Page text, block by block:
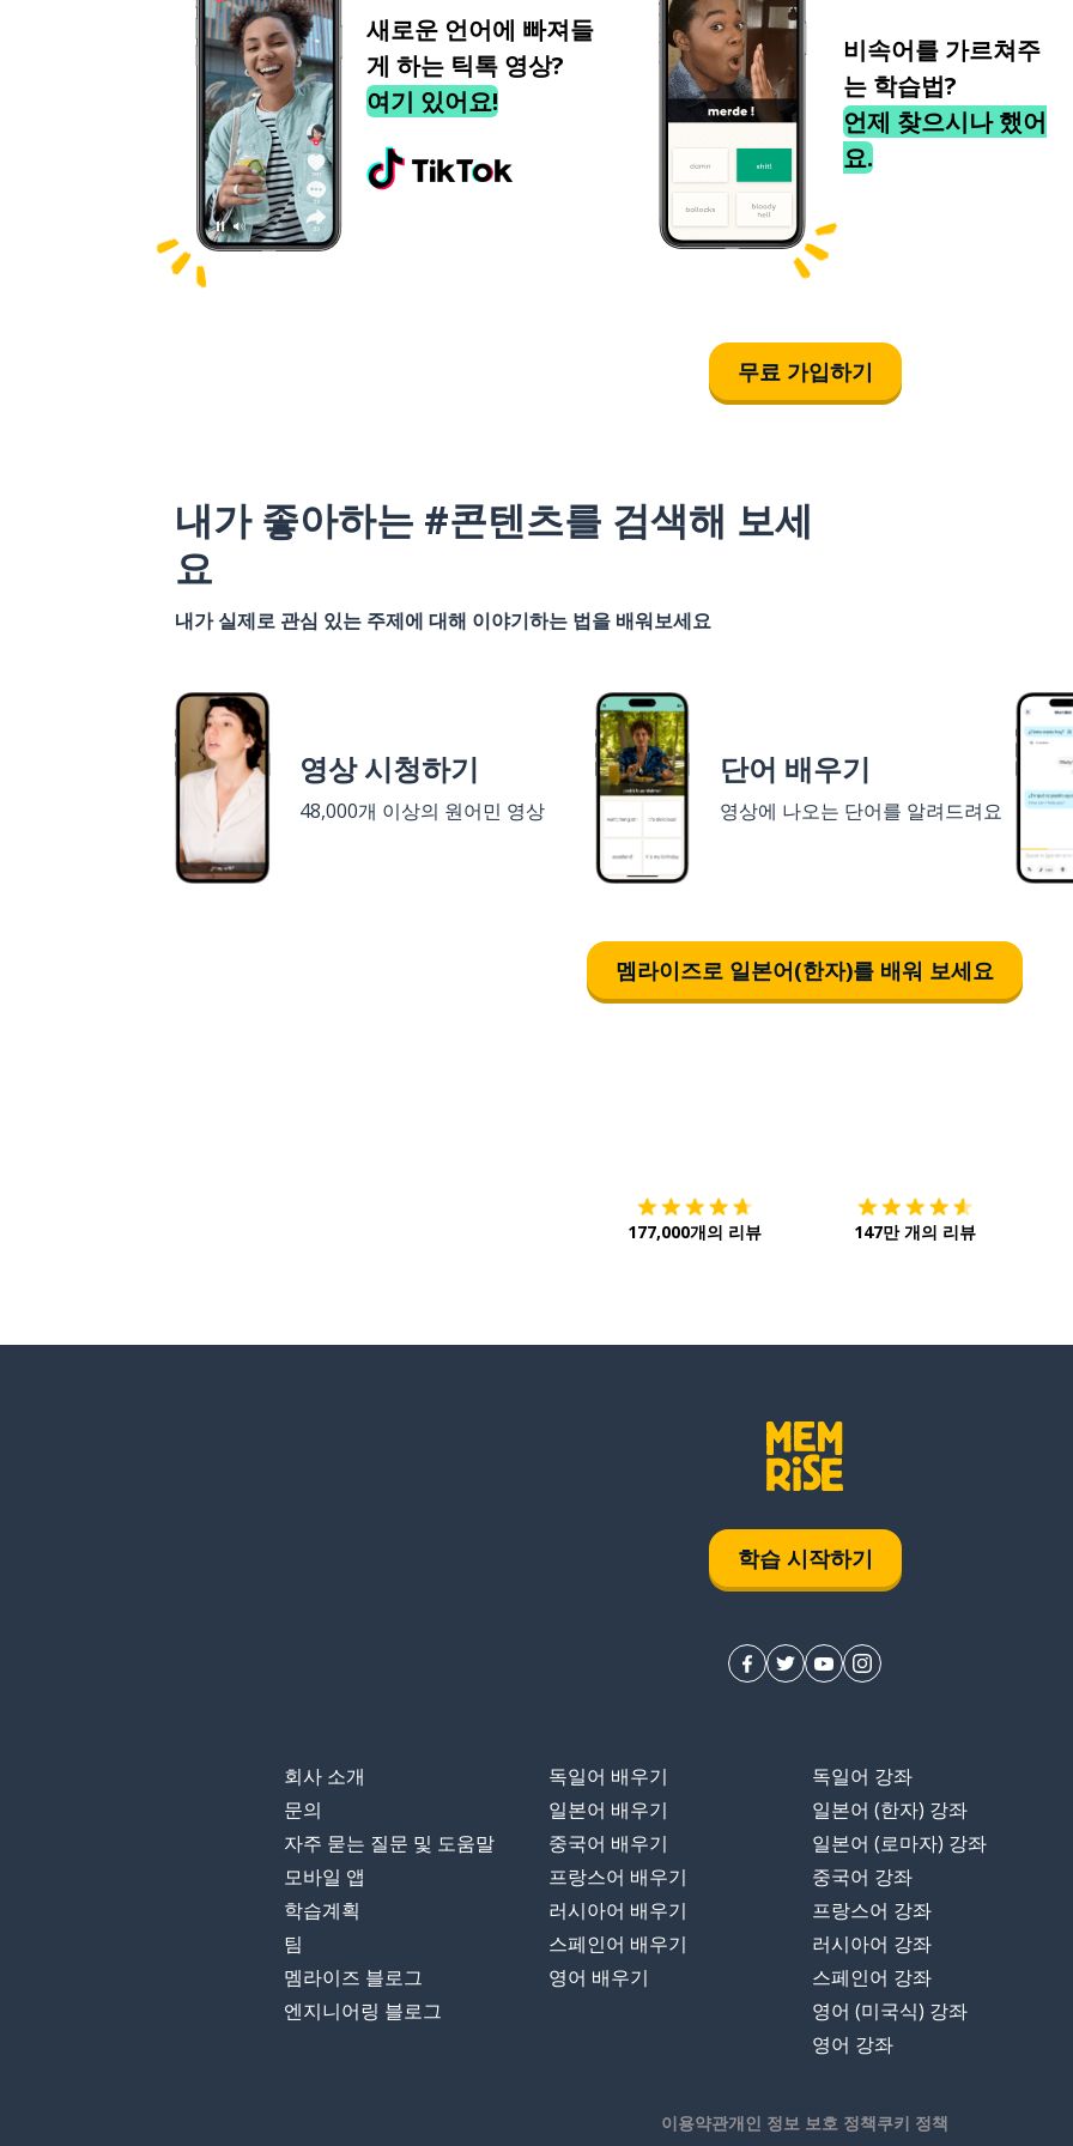
새로운 언어에 빠져들
게 하는 틱톡 영상?
여기 있어요!
비속어를 가르쳐주
는 학습법?
언제 찾으시나 했어
요.
무료 가입하기
내가 좋아하는 #콘텐츠를 검색해 보세
요
내가 실제로 관심 있는 주제에 대해 이야기하는 법을 배워보세요
영상 시청하기
48,000개 이상의 원어민 영상
단어 배우기
영상에 나오는 단어를 알려드려요
멤라이즈로 일본어(한자)를 배워 보세요
177,000개의 리뷰 147만 개의 리뷰
학습 시작하기
회사 소개
문의
자주 묻는 질문 및 도움말
모바일 앱
학습계획
팀
멤라이즈 블로그
엔지니어링 블로그
독일어 배우기
일본어 배우기
중국어 배우기
프랑스어 배우기
러시아어 배우기
스페인어 배우기
영어 배우기
독일어 강좌
일본어 (한자) 강좌
일본어 (로마자) 강좌
중국어 강좌
프랑스어 강좌
러시아어 강좌
스페인어 강좌
영어 (미국식) 강좌
영어 강좌
이용약관개인 정보 보호 정책쿠키 정책